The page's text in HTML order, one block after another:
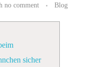
no comment Blog
sicher